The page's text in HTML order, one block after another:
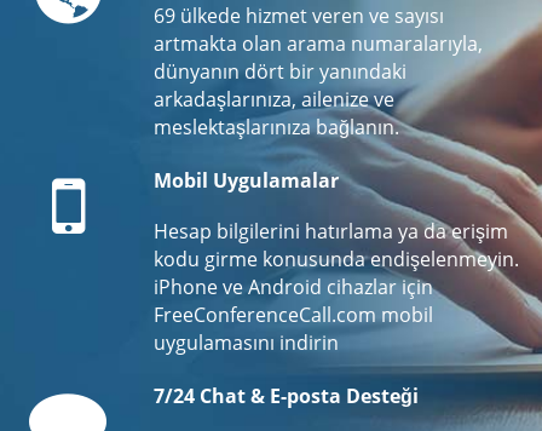
69 ülkede hizmet veren ve sayısı
artmakta olan arama numaralarıyla,
dünyanın dört bir yanındaki
arkadaşlarınıza, ailenize ve
meslektaşlarınıza bağlanın.
Mobile
Mobil Uygulamalar
Hesap bilgilerini hatırlama ya da erişim
kodu girme konusunda endişelenmeyin.
iPhone ve Android cihazlar için
FreeConferenceCall.com mobil
uygulamasını indirin
Comment
7/24 Chat & E-posta Desteği